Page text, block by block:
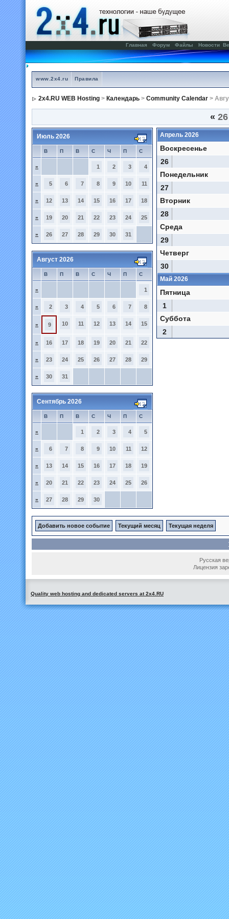
Главная Форум Файлы Новости
www.2x4.ru Правила
2x4.RU WEB Hosting > Календарь > Community Calendar >
«
Июль 2026
В П В С Ч П С
» 1 2 3 4
» 5 6 7 8 9 10 11
» 12 13 14 15 16 17 18
» 19 20 21 22 23 24 25
» 26 27 28 29 30 31
Август 2026
В П В С Ч П С
» 1
» 2 3 4 5 6 7 8
» 9 10 11 12 13 14 15
» 16 17 18 19 20 21 22
» 23 24 25 26 27 28 29
» 30 31
Сентябрь 2026
В П В С Ч П С
» 1 2 3 4 5
» 6 7 8 9 10 11 12
» 13 14 15 16 17 18 19
» 20 21 22 23 24 25 26
» 27 28 29 30
Апрель 2026
Воскресенье
26
Понедельник
27
Вторник
28
Среда
29
Четверг
30
Май 2026
Пятница
1
Суббота
2
Добавить новое событие Текущий месяц Текущая неделя
Русская
Лицензия
Quality web hosting and dedicated servers at 2x4.RU